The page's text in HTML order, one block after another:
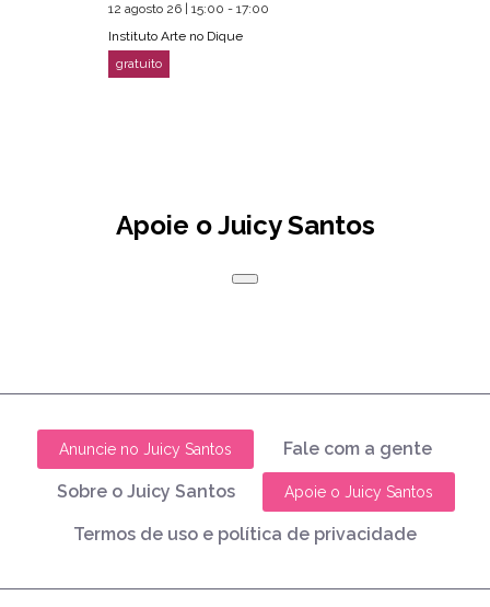
12 agosto 26 | 15:00 - 17:00
Instituto Arte no Dique
Apoie o Juicy Santos
Anuncie no Juicy Santos Fale com a gente
Sobre o Juicy Santos Apoie o Juicy Santos
Termos de uso e política de privacidade